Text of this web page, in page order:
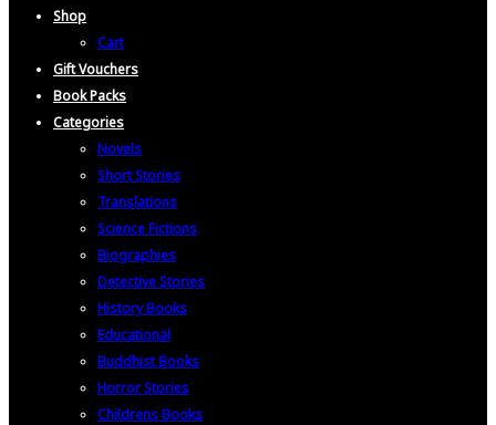
Shop
Cart
Gift Vouchers
Book Packs
Categories
Novels
Short Stories
Translations
Science Fictions
Biographies
Detective Stories
History Books
Educational
Buddhist Books
Horror Stories
Childrens Books